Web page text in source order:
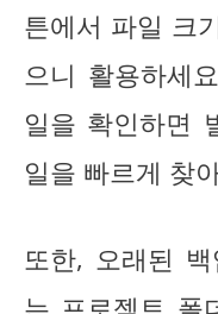
튼에서 파일 크
으니 활용하세
일을 확인하면
일을 빠르게 찾
또한, 오래된